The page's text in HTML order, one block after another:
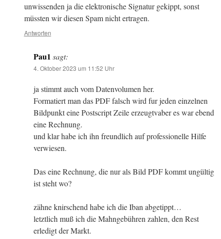
unwissenden ja die elektronische Signatur gekippt, sonst
müssten wir diesen Spam nicht ertragen.
Antworten
Pau1 sagt:
4. Oktober 2023 um 11:52 Uhr
ja stimmt auch vom Datenvolumen her.
Formatiert man das PDF falsch wird fur jeden einzelnen
Bildpunkt eine Postscript Zeile erzeugtvaber es war ebend
eine Rechnung.
und klar habe ich ihn freundlich auf professionelle Hilfe
verwiesen.
Das eine Rechnung, die nur als Bild PDF kommt ungültig
ist steht wo?
zähne knirschend habe ich die Iban abgetippt…
letztlich muß ich die Mahngebühren zahlen, den Rest
erledigt der Markt.